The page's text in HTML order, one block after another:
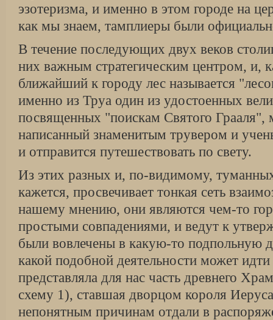
эзотеризма, и именно в этом городе на
как мы знаем, тамплиеры были
В течение последующих двух веков
них важным стратегическим центром, и,
ближайший к городу лес называется
именно из Труа один из удостоенных
посвященных "поискам Святого Грааля",
написанный знаменитым трувером и
и отправится путешествовать по свету.
Из этих разных и, по-видимому,
кажется, просвечивает тонкая сеть
нашему мнению, они являются чем-то
простыми совпадениями, и ведут к
были вовлечены в какую-то подпольную
какой подобной деятельности может
представляла для нас часть древнего
схему 1), ставшая дворцом короля
непонятным причинам отдали в